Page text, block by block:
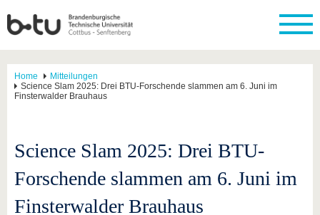
Home
Mitteilungen
Science Slam 2025: Drei BTU-Forschende slammen am 6. Juni im
Finsterwalder Brauhaus
Science Slam 2025: Drei BTU-
Forschende slammen am 6. Juni im
Finsterwalder Brauhaus